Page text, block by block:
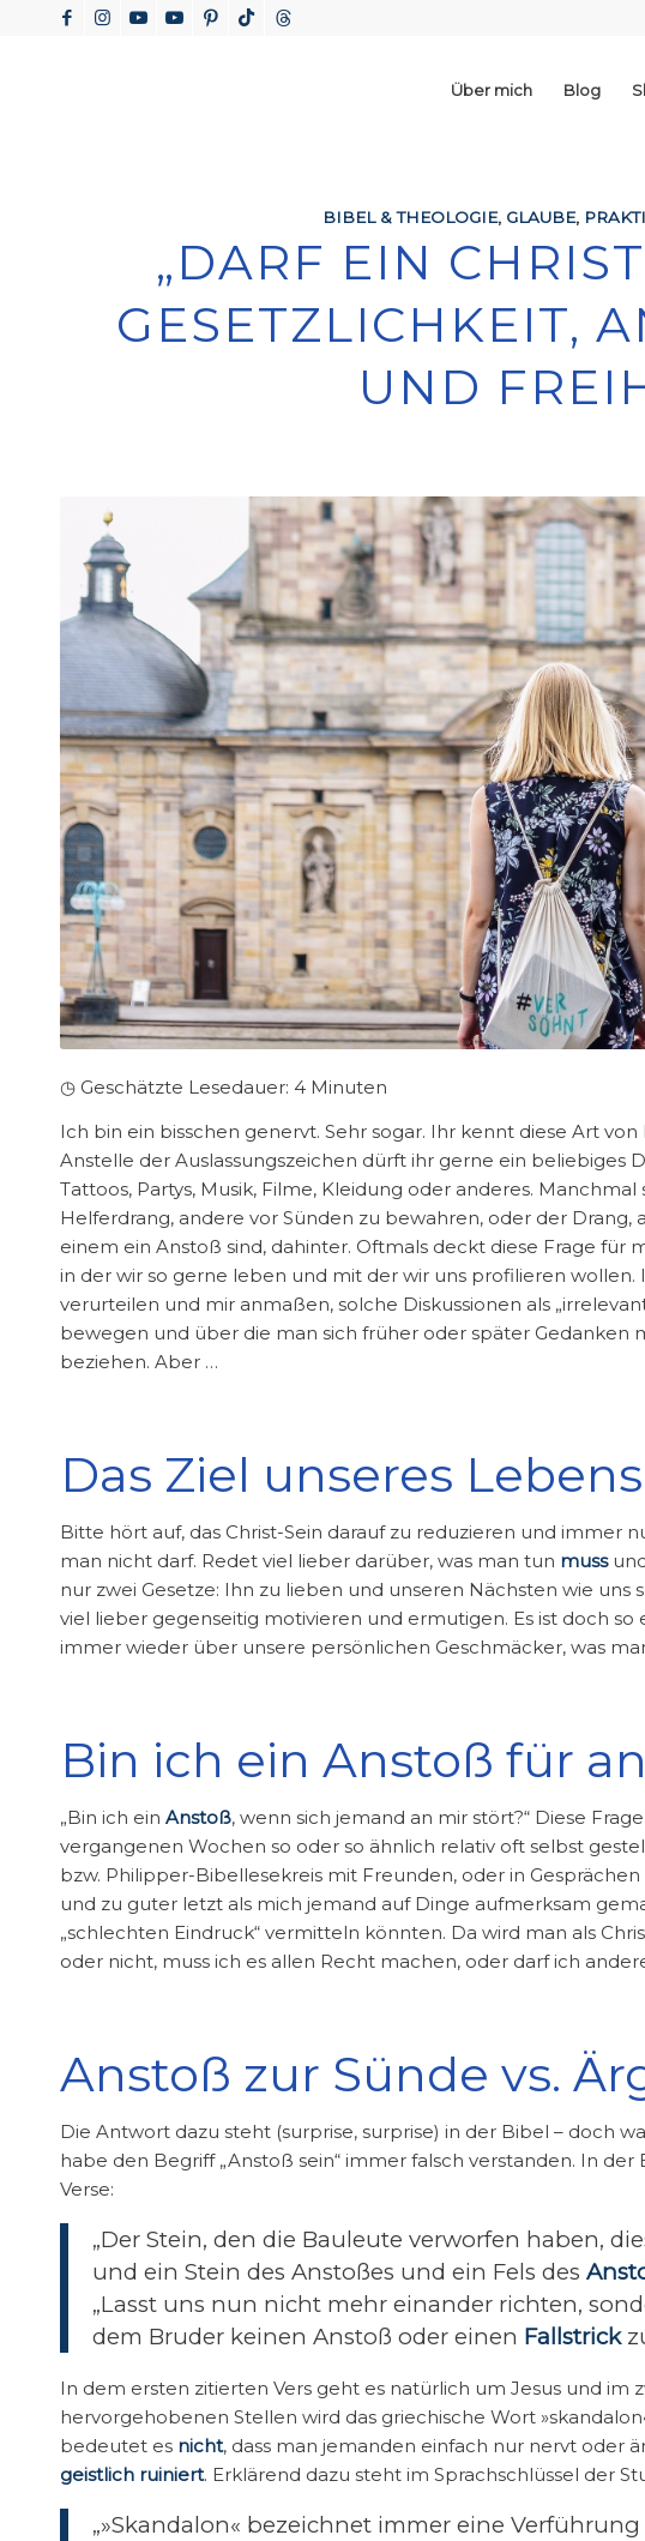
Über mich Blog
BIBEL & THEOLOGIE, GLAUBE,
„DARF EIN
GESETZLICHKEIT,
ND
◷ Geschätzte Lesedauer: 4 Minuten
Ich bin ein bisschen genervt. Sehr sogar. Ihr kennt diese Art
Anstelle der Auslassungszeichen dürft ihr gerne ein beliebiges
Tattoos, Partys, Musik, Filme, Kleidung oder anderes. Manchmal
Helferdrang, andere vor Sünden zu bewahren, oder der Drang,
einem ein Anstoß sind, dahinter. Oftmals deckt diese Frage für
in der wir so gerne leben und mit der wir uns profilieren
verurteilen und mir anmaßen, solche Diskussionen als
bewegen und über die man sich früher oder später Gedanken
beziehen. Aber …
Das Ziel unseres
Bitte hört auf, das Christ-Sein darauf zu reduzieren und immer
man nicht darf. Redet viel lieber darüber, was man tun muss
nur zwei Gesetze: Ihn zu lieben und unseren Nächsten wie uns
viel lieber gegenseitig motivieren und ermutigen. Es ist doch
immer wieder über unsere persönlichen Geschmäcker, was
Bin ich ein Anstoß für
„Bin ich ein Anstoß, wenn sich jemand an mir stört?“ Diese
vergangenen Wochen so oder so ähnlich relativ oft selbst
bzw. Philipper-Bibellesekreis mit Freunden, oder in
und zu guter letzt als mich jemand auf Dinge aufmerksam
„schlechten Eindruck“ vermitteln könnten. Da wird man als
oder nicht, muss ich es allen Recht machen, oder darf ich
Anstoß zur Sünde vs.
Die Antwort dazu steht (surprise, surprise) in der Bibel – doch
habe den Begriff „Anstoß sein“ immer falsch verstanden. In
Verse:
„Der Stein, den die Bauleute verworfen haben,
und ein Stein des Anstoßes und ein Fels des
„Lasst uns nun nicht mehr einander richten,
dem Bruder keinen Anstoß oder einen Fallstrick
In dem ersten zitierten Vers geht es natürlich um Jesus und im
hervorgehobenen Stellen wird das griechische Wort
bedeutet es nicht, dass man jemanden einfach nur nervt oder
geistlich ruiniert. Erklärend dazu steht im Sprachschlüssel der
„»Skandalon« bezeichnet immer eine